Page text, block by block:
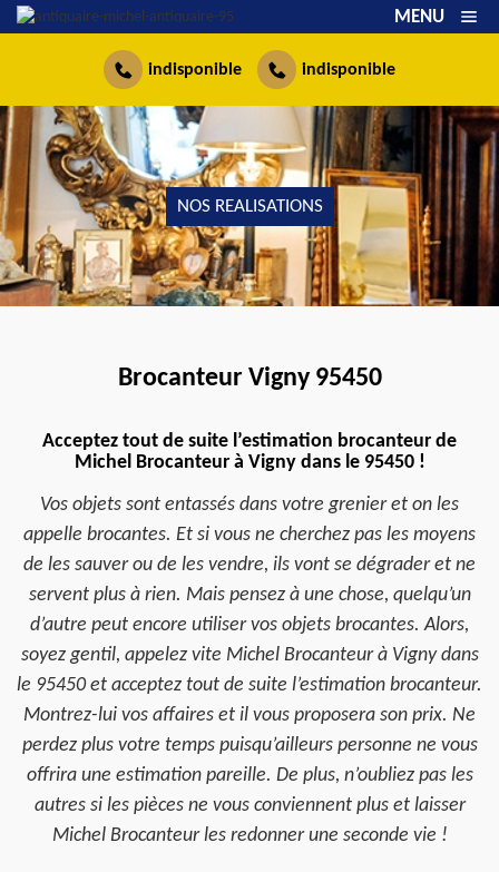
MENU
indisponible indisponible
NOS REALISATIONS
Brocanteur Vigny 95450
Acceptez tout de suite l’estimation brocanteur de
Michel Brocanteur à Vigny dans le 95450 !
Vos objets sont entassés dans votre grenier et on les
appelle brocantes. Et si vous ne cherchez pas les moyens
de les sauver ou de les vendre, ils vont se dégrader et ne
servent plus à rien. Mais pensez à une chose, quelqu’un
d’autre peut encore utiliser vos objets brocantes. Alors,
soyez gentil, appelez vite Michel Brocanteur à Vigny dans
le 95450 et acceptez tout de suite l’estimation brocanteur.
Montrez-lui vos affaires et il vous proposera son prix. Ne
perdez plus votre temps puisqu’ailleurs personne ne vous
offrira une estimation pareille. De plus, n’oubliez pas les
autres si les pièces ne vous conviennent plus et laisser
Michel Brocanteur les redonner une seconde vie !